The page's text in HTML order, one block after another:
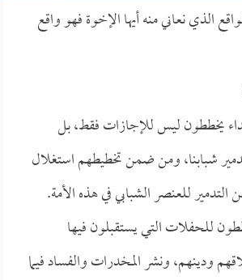
الذي نعاني منه أيها الإخوة فهو واقع
يخططون ليس للإجازات فقط، بل
شبابنا، ومن ضمن تخطيطهم استغلال
للعنصر الشبابي في هذه الأمة.
للحفلات التي يستقبلون فيها
ودينهم، ونشر المخدرات والفساد فيما